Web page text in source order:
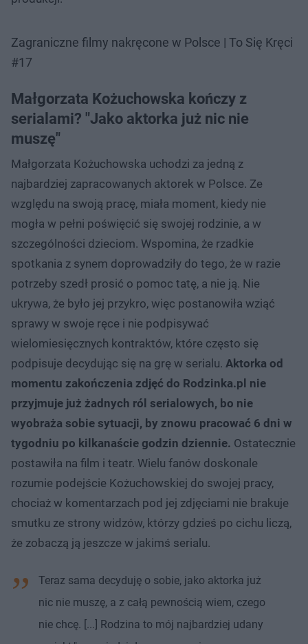
Zagraniczne filmy nakręcone w Polsce | To Się Kręci
#17
Małgorzata Kożuchowska kończy z
serialami? "Jako aktorka już nic nie
muszę"
Małgorzata Kożuchowska uchodzi za jedną z
najbardziej zapracowanych aktorek w Polsce. Ze
względu na swoją pracę, miała moment, kiedy nie
mogła w pełni poświęcić się swojej rodzinie, a w
szczególności dzieciom. Wspomina, że rzadkie
spotkania z synem doprowadziły do tego, że w razie
potrzeby szedł prosić o pomoc tatę, a nie ją. Nie
ukrywa, że było jej przykro, więc postanowiła wziąć
sprawy w swoje ręce i nie podpisywać
wielomiesięcznych kontraktów, które często się
podpisuje decydując się na grę w serialu. Aktorka od
momentu zakończenia zdjęć do Rodzinka.pl nie
przyjmuje już żadnych ról serialowych, bo nie
wyobraża sobie sytuacji, by znowu pracować 6 dni w
tygodniu po kilkanaście godzin dziennie. Ostatecznie
postawiła na film i teatr. Wielu fanów doskonale
rozumie podejście Kożuchowskiej do swojej pracy,
chociaż w komentarzach pod jej zdjęciami nie brakuje
smutku ze strony widzów, którzy gdzieś po cichu liczą,
że zobaczą ją jeszcze w jakimś serialu.
Teraz sama decyduję o sobie, jako aktorka już
nic nie muszę, a z całą pewnością wiem, czego
nie chcę. [...] Rodzina to mój najbardziej udany